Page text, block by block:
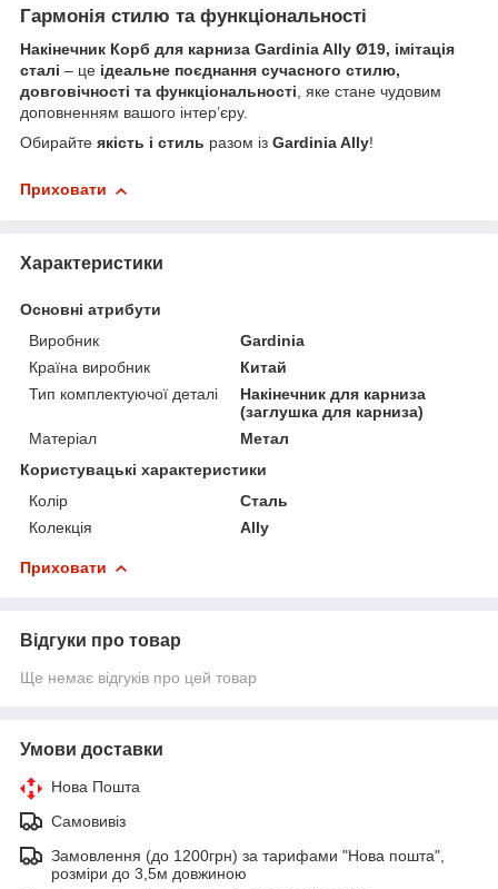
Гармонія стилю та функціональності
Накінечник Корб для карниза Gardinia Ally Ø19, імітація
сталі – це ідеальне поєднання сучасного стилю,
довговічності та функціональності, яке стане чудовим
доповненням вашого інтер’єру.
Обирайте якість і стиль разом із Gardinia Ally!
Приховати
Характеристики
Основні атрибути
Виробник
Gardinia
Країна виробник
Китай
Тип комплектуючої деталі
Накінечник для карниза
(заглушка для карниза)
Матеріал
Метал
Користувацькі характеристики
Колір
Сталь
Колекція
Ally
Приховати
Відгуки про товар
Ще немає відгуків про цей товар
Умови доставки
Нова Пошта
Самовивіз
Замовлення (до 1200грн) за тарифами "Нова пошта",
розміри до 3,5м довжиною